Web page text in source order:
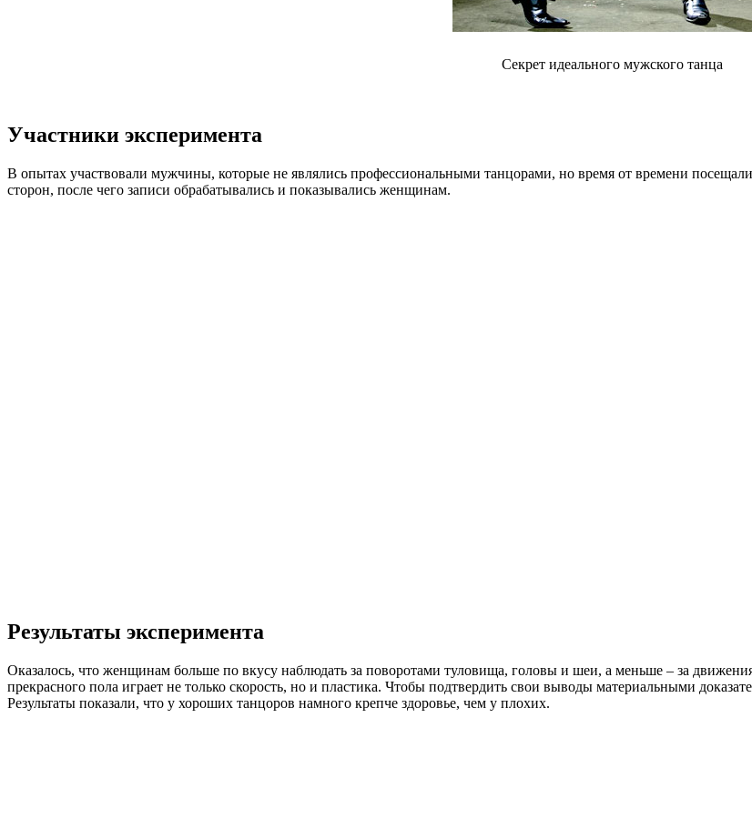
Секрет идеального мужского танца
Участники эксперимента
В опытах участвовали мужчины, которые не являлись профессиональными танцорами, но время от времени
сторон, после чего записи обрабатывались и показывались женщинам.
Результаты эксперимента
Оказалось, что женщинам больше по вкусу наблюдать за поворотами туловища, головы и шеи, а меньше – за
прекрасного пола играет не только скорость, но и пластика. Чтобы подтвердить свои выводы материальными
Результаты показали, что у хороших танцоров намного крепче здоровье, чем у плохих.